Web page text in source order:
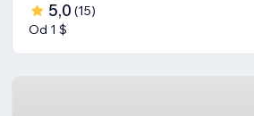
5,0 (15)
Od 1 $